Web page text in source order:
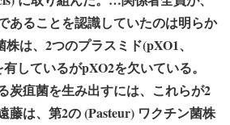
あることを認識していたのは明らか
は、2つのプラスミド(pXO1、
しているがpXO2を欠いている。
炭疽菌を生み出すには、これらが2
藤は、第2の (Pasteur) ワクチン菌株